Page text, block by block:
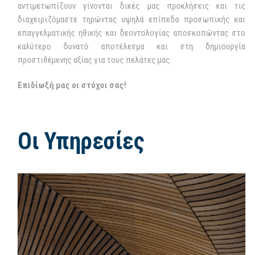
αντιμετωπίζουν γίνονται δικές μας προκλήσεις και τις
διαχειριζόμαστε τηρώντας υψηλά επίπεδα προσωπικής και
επαγγελματικής ηθικής και δεοντολογίας αποσκοπώντας στο
καλύτερο δυνατό αποτέλεσμα και στη δημιουργία
προστιθέμενης αξίας για τους πελάτες μας.
Επιδίωξή μας οι στόχοι σας!
Οι Υπηρεσίες